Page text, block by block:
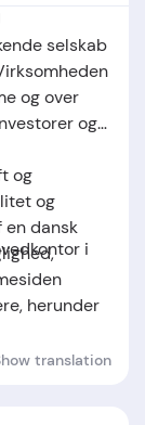
selskab
og over
og
og
og
en dansk
herunder
i
translation